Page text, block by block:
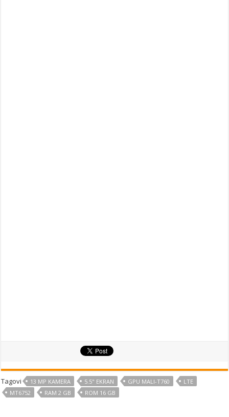
Tagovi 13 MP KAMERA 5.5" EKRAN GPU MALI-T760
LTE
MT6752
RAM 2 GB ROM 16 GB